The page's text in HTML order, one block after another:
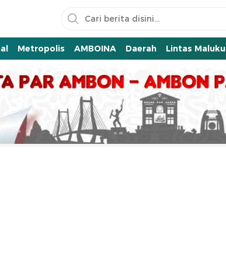
Metropolis AMBOINA Daerah Lintas Maluku